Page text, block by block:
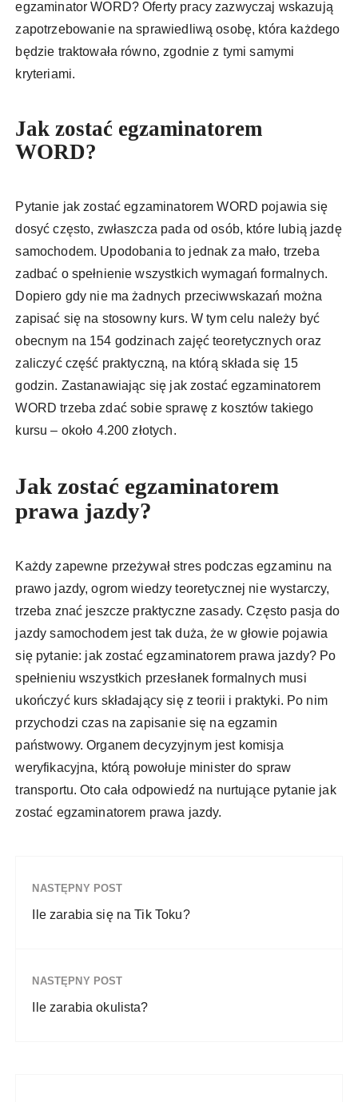
egzaminator WORD? Oferty pracy zazwyczaj wskazują
zapotrzebowanie na sprawiedliwą osobę, która każdego
będzie traktowała równo, zgodnie z tymi samymi
kryteriami.
Jak zostać egzaminatorem
WORD?
Pytanie jak zostać egzaminatorem WORD pojawia się
dosyć często, zwłaszcza pada od osób, które lubią jazdę
samochodem. Upodobania to jednak za mało, trzeba
zadbać o spełnienie wszystkich wymagań formalnych.
Dopiero gdy nie ma żadnych przeciwwskazań można
zapisać się na stosowny kurs. W tym celu należy być
obecnym na 154 godzinach zajęć teoretycznych oraz
zaliczyć część praktyczną, na którą składa się 15
godzin. Zastanawiając się jak zostać egzaminatorem
WORD trzeba zdać sobie sprawę z kosztów takiego
kursu – około 4.200 złotych.
Jak zostać egzaminatorem
prawa jazdy?
Każdy zapewne przeżywał stres podczas egzaminu na
prawo jazdy, ogrom wiedzy teoretycznej nie wystarczy,
trzeba znać jeszcze praktyczne zasady. Często pasja do
jazdy samochodem jest tak duża, że w głowie pojawia
się pytanie: jak zostać egzaminatorem prawa jazdy? Po
spełnieniu wszystkich przesłanek formalnych musi
ukończyć kurs składający się z teorii i praktyki. Po nim
przychodzi czas na zapisanie się na egzamin
państwowy. Organem decyzyjnym jest komisja
weryfikacyjna, którą powołuje minister do spraw
transportu. Oto cała odpowiedź na nurtujące pytanie jak
zostać egzaminatorem prawa jazdy.
NASTĘPNY POST
Ile zarabia się na Tik Toku?
NASTĘPNY POST
Ile zarabia okulista?